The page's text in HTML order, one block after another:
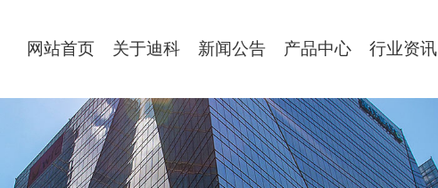
网站首页 关于迪科 新闻公告 产品中心 行业资讯